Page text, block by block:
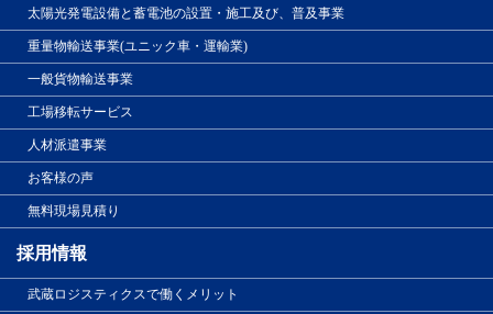
太陽光発電設備と蓄電池の設置・施工及び、普及事業
重量物輸送事業(ユニック車・運輸業)
一般貨物輸送事業
工場移転サービス
人材派遣事業
お客様の声
無料現場見積り
採用情報
武蔵ロジスティクスで働くメリット